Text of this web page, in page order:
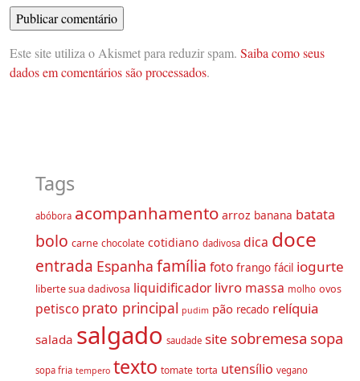
Alternative:
Este site utiliza o Akismet para reduzir spam. Saiba como seus
dados em comentários são processados.
Tags
abóbora acompanhamento arroz banana batata
bolo carne chocolate cotidiano dadivosa dica doce
entrada Espanha família foto frango fácil iogurte
liberte sua dadivosa liquidificador livro massa molho ovos
petisco prato principal pudim pão recado relíquia
salada salgado saudade site sobremesa sopa
sopa fria tempero texto tomate torta utensílio vegano